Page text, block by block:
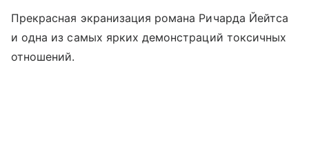
Прекрасная экранизация романа Ричарда Йейтса
и одна из самых ярких демонстраций токсичных
отношений.